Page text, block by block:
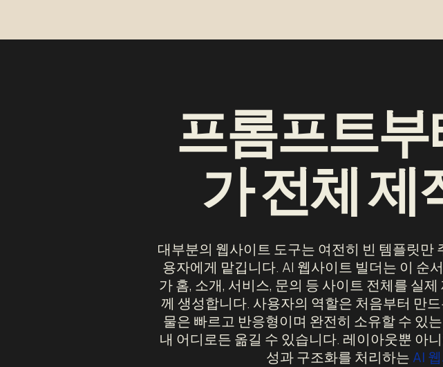
프롬프트부
가 전체
대부분의 웹사이트 도구는 여전히 빈 템플릿만
용자에게 맡깁니다. AI 웹사이트 빌더는 이 순
가 홈, 소개, 서비스, 문의 등 사이트 전체를 실
께 생성합니다. 사용자의 역할은 처음부터 만
물은 빠르고 반응형이며 완전히 소유할 수 있
내 어디로든 옮길 수 있습니다. 레이아웃뿐 아
성과 구조화를 처리하는 AI